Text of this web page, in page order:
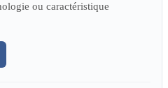
ou caractéristique